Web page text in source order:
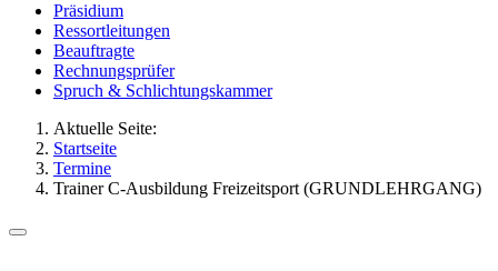
Präsidium
Ressortleitungen
Beauftragte
Rechnungsprüfer
Spruch & Schlichtungskammer
Aktuelle Seite:
Startseite
Termine
Trainer C-Ausbildung Freizeitsport (GRUNDLEHRGANG)